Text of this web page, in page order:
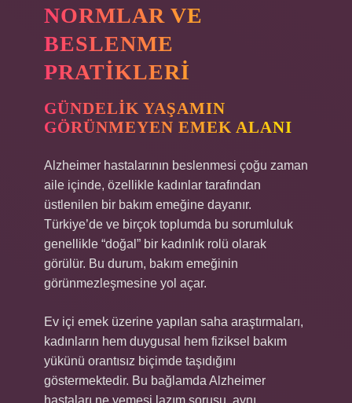
NORMLAR VE
BESLENME
PRATIKLERI
GÜNDELIK YAŞAMIN
GÖRÜNMEYEN EMEK ALANI
Alzheimer hastalarının beslenmesi çoğu zaman
aile içinde, özellikle kadınlar tarafından
üstlenilen bir bakım emeğine dayanır.
Türkiye’de ve birçok toplumda bu sorumluluk
genellikle “doğal” bir kadınlık rolü olarak
görülür. Bu durum, bakım emeğinin
görünmezleşmesine yol açar.
Ev içi emek üzerine yapılan saha araştırmaları,
kadınların hem duygusal hem fiziksel bakım
yükünü orantısız biçimde taşıdığını
göstermektedir. Bu bağlamda Alzheimer
hastaları ne yemesi lazım sorusu, aynı